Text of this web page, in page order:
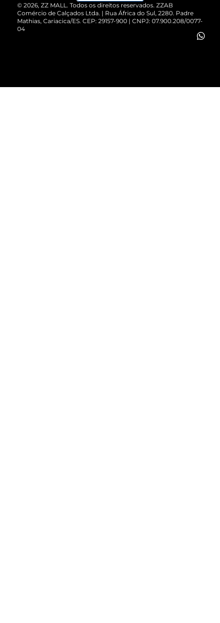
Cartão Presente
Vendas Corporativas
© 2026, ZZ MALL. Todos os direitos reservados. ZZAB
Comércio de Calçados Ltda. | Rua África do Sul, 2280. Padre
Mathias, Cariacica/ES. CEP: 29157-900 | CNPJ: 07.900.208/0077-
04